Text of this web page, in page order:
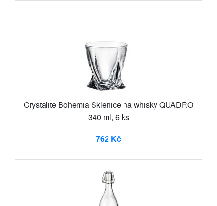
Crystalite Bohemia Sklenice na whisky QUADRO
340 ml, 6 ks
762 Kč